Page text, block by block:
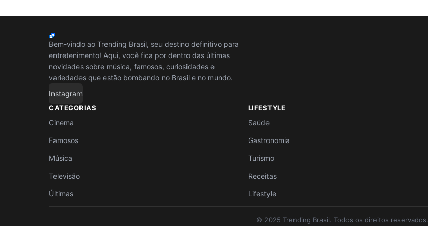
Bem-vindo ao Trending Brasil, seu destino definitivo para
entretenimento! Aqui, você fica por dentro das últimas
novidades sobre música, famosos, curiosidades e
variedades que estão bombando no Brasil e no mundo.
Instagram
CATEGORIAS
Cinema
Famosos
Música
Televisão
Últimas
LIFESTYLE
Saúde
Gastronomia
Turismo
Receitas
Lifestyle
© 2025 Trending Brasil. Todos os direitos reservados.